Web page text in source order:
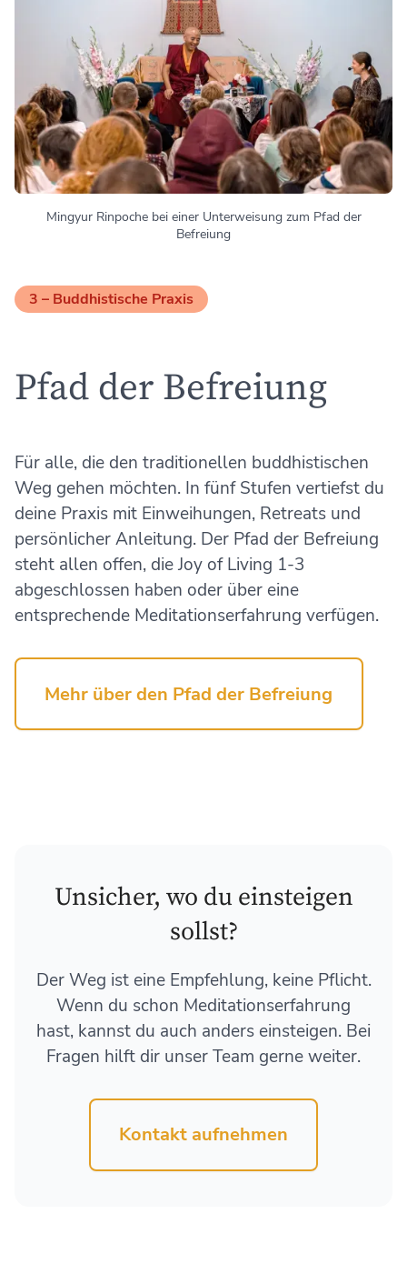
3 –Buddhistische Praxis
Pfad der Befreiung
Für alle, die den traditionellen buddhistischen
Weg gehen möchten. In fünf Stufen vertiefst du
deine Praxis mit Einweihungen, Retreats und
persönlicher Anleitung. Der Pfad der Befreiung
steht allen offen, die Joy of Living 1-3
abgeschlossen haben oder über eine
entsprechende Meditationserfahrung verfügen.
Mehr über den Pfad der Befreiung
Mingyur Rinpoche bei einer Unterweisung zum Pfad der
Befreiung
Unsicher, wo du einsteigen
sollst?
Der Weg ist eine Empfehlung, keine Pflicht.
Wenn du schon Meditationserfahrung
hast, kannst du auch anders einsteigen. Bei
Fragen hilft dir unser Team gerne weiter.
Kontakt aufnehmen